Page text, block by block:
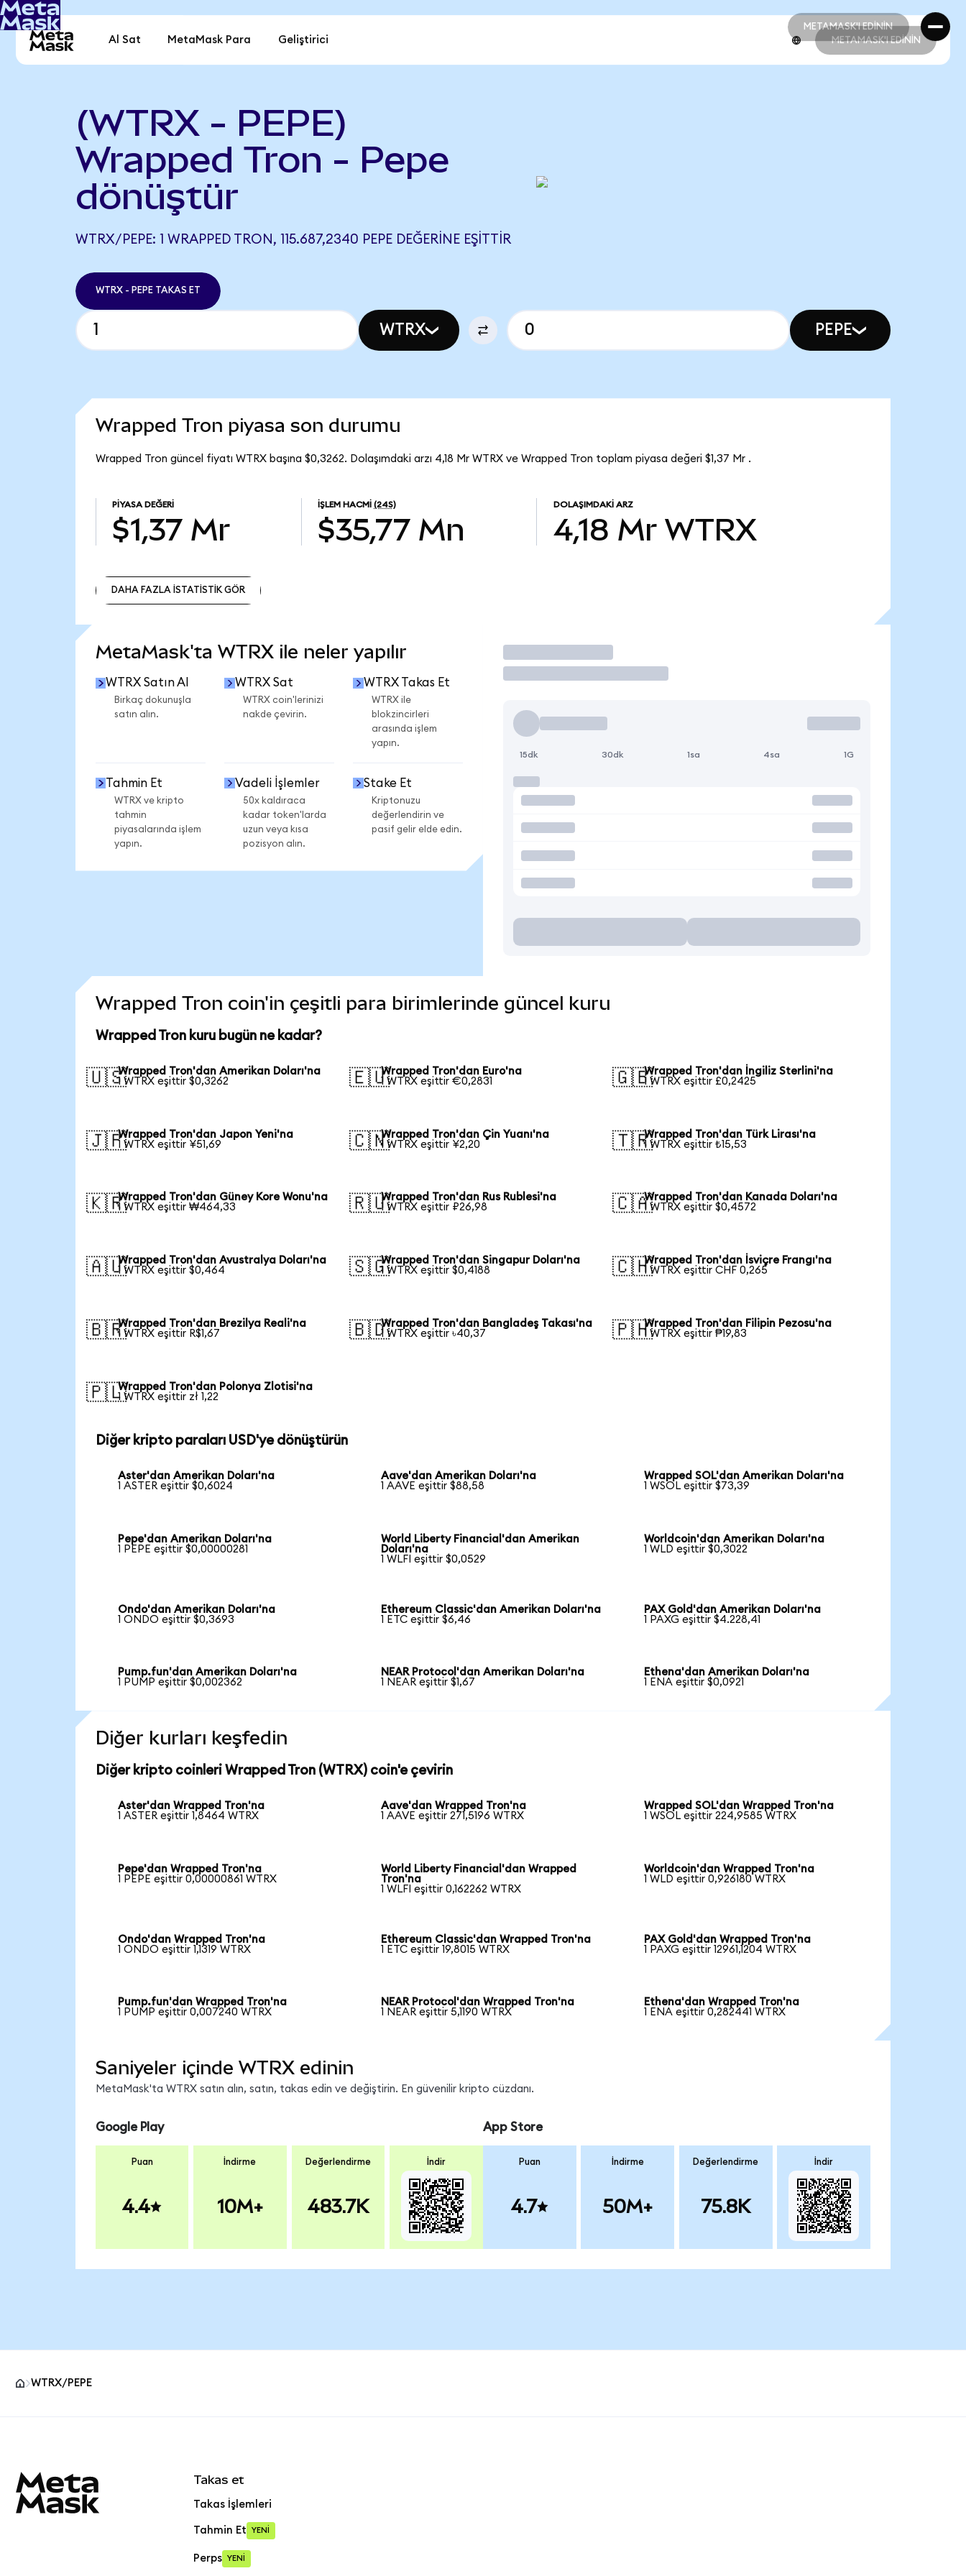
METAMASK'I EDİNİN
METAMASK'I EDİNİN
Al Sat MetaMask Para Geliştirici METAMASK'I EDİNİN
(WTRX - PEPE)
Wrapped Tron - Pepe
dönüştür
WTRX/PEPE: 1 WRAPPED TRON, 115.687,2340 PEPE DEĞERINE EŞITTIR
WTRX - PEPE TAKAS ET
WTRX PEPE
Wrapped Tron piyasa son durumu
Wrapped Tron güncel fiyatı WTRX başına $0,3262. Dolaşımdaki arzı 4,18 Mr WTRX ve Wrapped Tron toplam piyasa değeri $1,37 Mr .
PIYASA DEĞERI
$1,37 Mr
İŞLEM HACMI (24S)
$35,77 Mn
DOLAŞIMDAKI ARZ
4,18 Mr WTRX
DAHA FAZLA İSTATİSTİK GÖR
MetaMask'ta WTRX ile neler yapılır
WTRX Satın Al
Birkaç dokunuşla
satın alın.
WTRX Sat
WTRX coin'lerinizi
nakde çevirin.
WTRX Takas Et
WTRX ile
blokzincirleri
arasında işlem
yapın.
Tahmin Et
WTRX ve kripto
tahmin
piyasalarında işlem
yapın.
Vadeli İşlemler
50x kaldıraca
kadar token'larda
uzun veya kısa
pozisyon alın.
Stake Et
Kriptonuzu
değerlendirin ve
pasif gelir elde edin.
İşlem Yap
15dk 30dk 1sa 4sa 1G
Wrapped Tron coin'in çeşitli para birimlerinde güncel kuru
Wrapped Tron kuru bugün ne kadar?
🇺🇸Wrapped Tron'dan Amerikan Doları'na
1 WTRX eşittir $0,3262
🇪🇺Wrapped Tron'dan Euro'na
1 WTRX eşittir €0,2831
🇬🇧Wrapped Tron'dan İngiliz Sterlini'na
1 WTRX eşittir £0,2425
🇯🇵Wrapped Tron'dan Japon Yeni'na
1 WTRX eşittir ¥51,69
🇨🇳Wrapped Tron'dan Çin Yuanı'na
1 WTRX eşittir ¥2,20
🇹🇷Wrapped Tron'dan Türk Lirası'na
1 WTRX eşittir ₺15,53
🇰🇷Wrapped Tron'dan Güney Kore Wonu'na
1 WTRX eşittir ₩464,33
🇷🇺Wrapped Tron'dan Rus Rublesi'na
1 WTRX eşittir ₽26,98
🇨🇦Wrapped Tron'dan Kanada Doları'na
1 WTRX eşittir $0,4572
🇦🇺Wrapped Tron'dan Avustralya Doları'na
1 WTRX eşittir $0,464
🇸🇬Wrapped Tron'dan Singapur Doları'na
1 WTRX eşittir $0,4188
🇨🇭Wrapped Tron'dan İsviçre Frangı'na
1 WTRX eşittir CHF 0,265
🇧🇷Wrapped Tron'dan Brezilya Reali'na
1 WTRX eşittir R$1,67
🇧🇩Wrapped Tron'dan Bangladeş Takası'na
1 WTRX eşittir ৳40,37
🇵🇭Wrapped Tron'dan Filipin Pezosu'na
1 WTRX eşittir ₱19,83
🇵🇱Wrapped Tron'dan Polonya Zlotisi'na
1 WTRX eşittir zł 1,22
Diğer kripto paraları USD'ye dönüştürün
Aster'dan Amerikan Doları'na
1 ASTER eşittir $0,6024
Aave'dan Amerikan Doları'na
1 AAVE eşittir $88,58
Wrapped SOL'dan Amerikan Doları'na
1 WSOL eşittir $73,39
Pepe'dan Amerikan Doları'na
1 PEPE eşittir $0,00000281
World Liberty Financial'dan Amerikan
Doları'na
1 WLFI eşittir $0,0529
Worldcoin'dan Amerikan Doları'na
1 WLD eşittir $0,3022
Ondo'dan Amerikan Doları'na
1 ONDO eşittir $0,3693
Ethereum Classic'dan Amerikan Doları'na
1 ETC eşittir $6,46
PAX Gold'dan Amerikan Doları'na
1 PAXG eşittir $4.228,41
Pump.fun'dan Amerikan Doları'na
1 PUMP eşittir $0,002362
NEAR Protocol'dan Amerikan Doları'na
1 NEAR eşittir $1,67
Ethena'dan Amerikan Doları'na
1 ENA eşittir $0,0921
Diğer kurları keşfedin
Diğer kripto coinleri Wrapped Tron (WTRX) coin'e çevirin
Aster'dan Wrapped Tron'na
1 ASTER eşittir 1,8464 WTRX
Aave'dan Wrapped Tron'na
1 AAVE eşittir 271,5196 WTRX
Wrapped SOL'dan Wrapped Tron'na
1 WSOL eşittir 224,9585 WTRX
Pepe'dan Wrapped Tron'na
1 PEPE eşittir 0,00000861 WTRX
World Liberty Financial'dan Wrapped
Tron'na
1 WLFI eşittir 0,162262 WTRX
Worldcoin'dan Wrapped Tron'na
1 WLD eşittir 0,926180 WTRX
Ondo'dan Wrapped Tron'na
1 ONDO eşittir 1,1319 WTRX
Ethereum Classic'dan Wrapped Tron'na
1 ETC eşittir 19,8015 WTRX
PAX Gold'dan Wrapped Tron'na
1 PAXG eşittir 12961,1204 WTRX
Pump.fun'dan Wrapped Tron'na
1 PUMP eşittir 0,007240 WTRX
NEAR Protocol'dan Wrapped Tron'na
1 NEAR eşittir 5,1190 WTRX
Ethena'dan Wrapped Tron'na
1 ENA eşittir 0,282441 WTRX
Saniyeler içinde WTRX edinin
MetaMask'ta WTRX satın alın, satın, takas edin ve değiştirin. En güvenilir kripto cüzdanı.
Google Play
Puan
4.4
İndirme
10M+
Değerlendirme
483.7K
İndir
App Store
Puan
4.7
İndirme
50M+
Değerlendirme
75.8K
İndir
WTRX/PEPE
Takas et
Takas İşlemleri
Tahmin Et YENİ
Perps YENİ